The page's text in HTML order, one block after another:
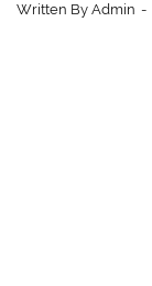
Written By Admin